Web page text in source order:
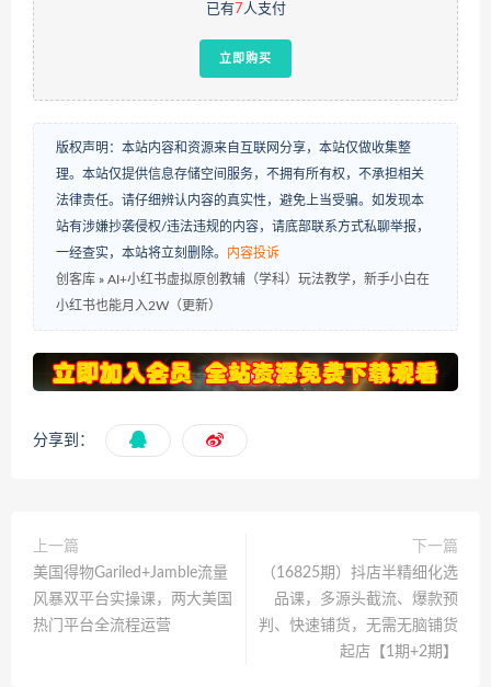
已有 7人支付
立即购买
版权声明：本站内容和资源来自互联网分享，本站仅做收集整
理。本站仅提供信息存储空间服务，不拥有所有权，不承担相关
法律责任。请仔细辨认内容的真实性，避免上当受骗。如发现本
站有涉嫌抄袭侵权/违法违规的内容，请底部联系方式私聊举报，
一经查实，本站将立刻删除。
内容投诉
创客库 » AI+小红书虚拟原创教辅（学科）玩法教学，新手小白在
小红书也能月入2W（更新）
分享到：
上一篇
美国得物Gariled+Jamble流量
风暴双平台实操课，两大美国
热门平台全流程运营
下一篇
（16825期）抖店半精细化选
品课，多源头截流、爆款预
判、快速铺货，无需无脑铺货
起店【1期+2期】